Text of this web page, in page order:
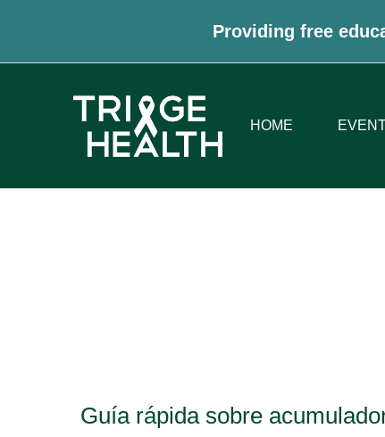
Providing free
HOME
Guía rápida sobre